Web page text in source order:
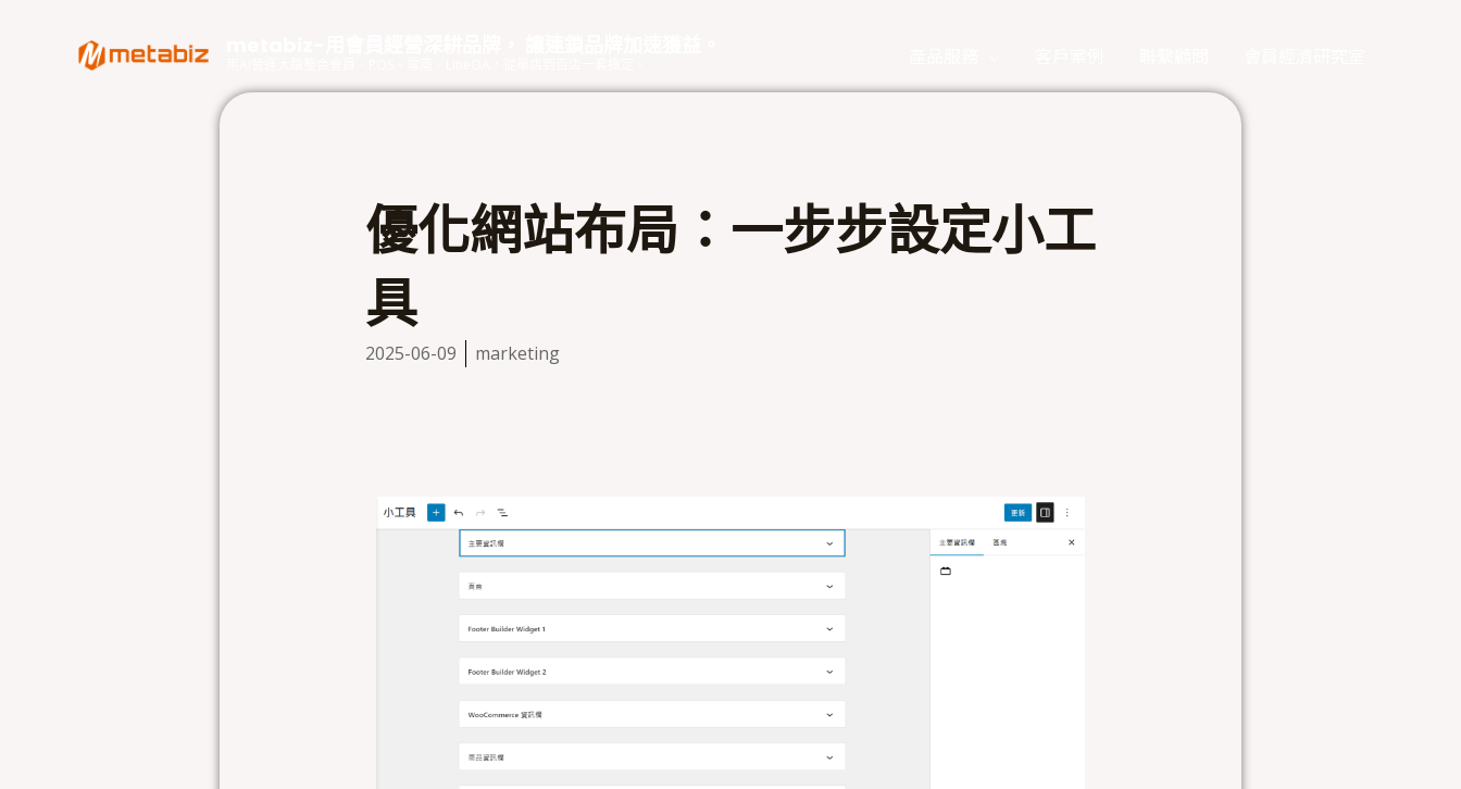
優化網站布局：一步步設定小工
具
2025-06-09 marketing